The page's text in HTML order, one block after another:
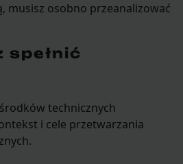
musisz osobno przeanalizować
spełnić
technicznych
i cele przetwarzania